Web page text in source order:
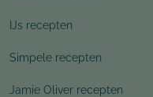
IJs recepten
Simpele recepten
Jamie Oliver recepten